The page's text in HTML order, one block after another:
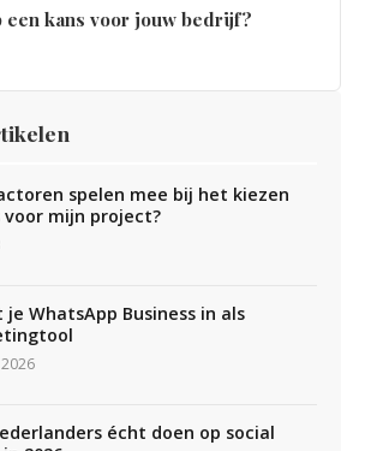
een kans voor jouw bedrijf?
spelen mee bij het kiezen
voor mijn project?
je WhatsApp Business in als
écht doen op social